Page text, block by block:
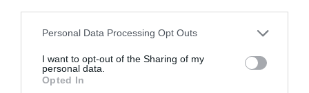
Personal Data Processing Opt Outs
I want to opt-out of the Sharing of my
personal data.
Opted In
Η βραδιά θα ολοκληρωθεί γλυκά, με μια
δημιουργία-έκπληξη από τον Στέλιο Παρλιάρο,
ενώ τη μουσική θα αναλάβει DJ set που θα